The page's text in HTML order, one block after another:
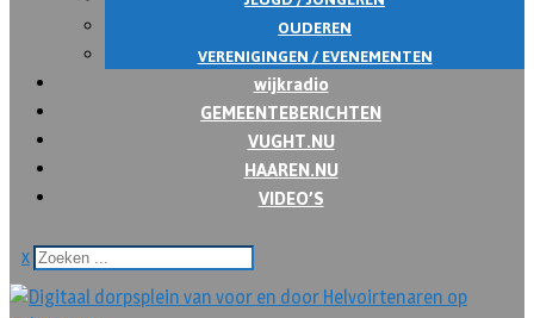
OUDEREN
VERENIGINGEN / EVENEMENTEN
wijkradio
GEMEENTEBERICHTEN
VUGHT.NU
HAAREN.NU
VIDEO’S
x